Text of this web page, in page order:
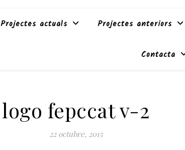
Projectes actuals Projectes anteriors
Contacta
logo fepccat v-2
22 octubre, 2015